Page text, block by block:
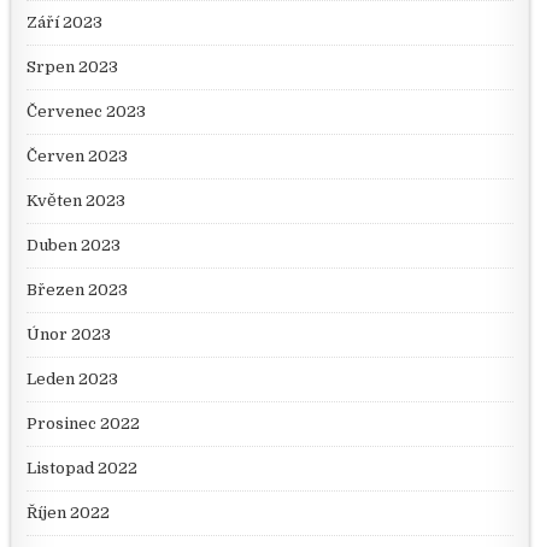
Září 2023
Srpen 2023
Červenec 2023
Červen 2023
Květen 2023
Duben 2023
Březen 2023
Únor 2023
Leden 2023
Prosinec 2022
Listopad 2022
Říjen 2022